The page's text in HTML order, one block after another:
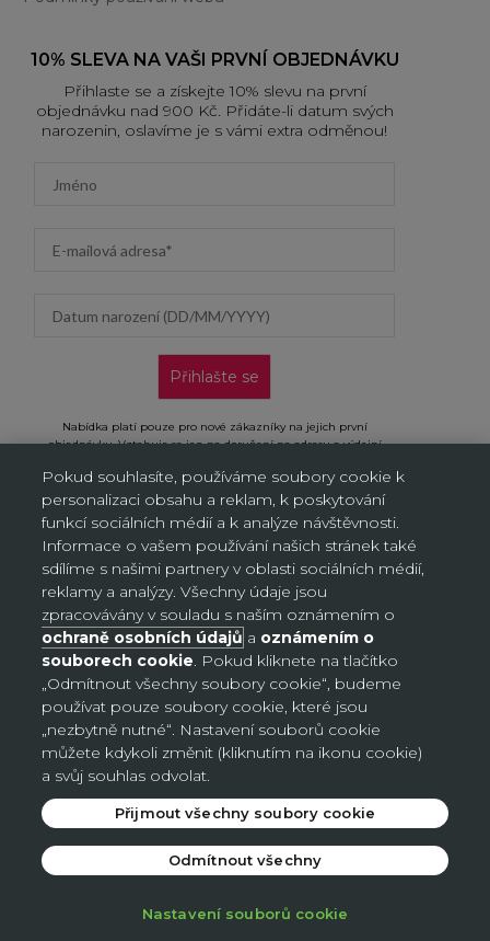
10% SLEVA NA VAŠI PRVNÍ OBJEDNÁVKU
Přihlaste se a získejte 10% slevu na první
objednávku nad 900 Kč. Přidáte-li datum svých
narozenin, oslavíme je s vámi extra odměnou!
Přihlašte se
Nabídka platí pouze pro nové zákazníky na jejich první
objednávku. Vztahuje se jen na doručení na adresu a výdejní
„Přihlásit se“ potvrzujete, že jste si přečetli Oznámení o ochraně
osobních údajů a souhlasíte s ním.
Nastavení souborů cookie
Česko (CZK Kč)
Země
Bosna a Hercegovina (BAM КМ)
Česko (CZK Kč)
Německo (EUR €)
Pokud souhlasíte, používáme soubory cookie k
personalizaci obsahu a reklam, k poskytování
funkcí sociálních médií a k analýze návštěvnosti.
Informace o vašem používání našich stránek také
sdílíme s našimi partnery v oblasti sociálních médií,
reklamy a analýzy. Všechny údaje jsou
zpracovávány v souladu s naším oznámením o
ochraně osobních údajů a oznámením o
souborech cookie. Pokud kliknete na tlačítko
„Odmítnout všechny soubory cookie“, budeme
používat pouze soubory cookie, které jsou
„nezbytně nutné“. Nastavení souborů cookie
můžete kdykoli změnit (kliknutím na ikonu cookie)
a svůj souhlas odvolat.
Nastavení souborů cookie
Odmítnout všechny
Přijmout všechny soubory cookie